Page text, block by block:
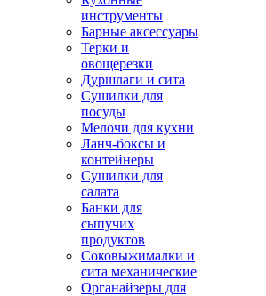
инструменты
Барные аксессуары
Терки и
овощерезки
Дуршлаги и сита
Сушилки для
посуды
Мелочи для кухни
Ланч-боксы и
контейнеры
Сушилки для
салата
Банки для
сыпучих
продуктов
Соковыжималки и
сита механические
Органайзеры для